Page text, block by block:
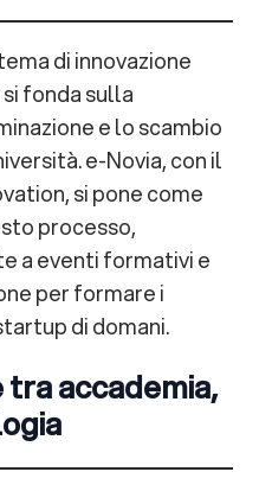
di innovazione
fonda sulla
e lo scambio
e-Novia, con il
si pone come
processo,
a eventi formativi e
per formare i
di domani.
accademia,